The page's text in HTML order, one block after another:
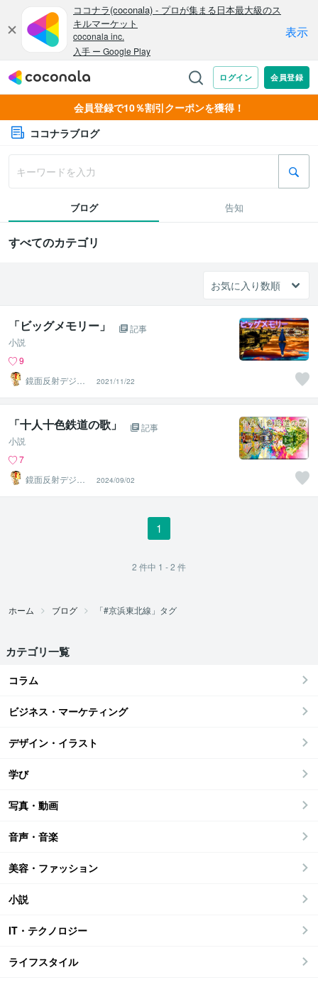
会員登録で10％割引クーポンを獲得！
ココナラブログ
ブログ 告知
すべてのカテゴリ
「ビッグメモリー」
記事
小説
9
鏡面反射デジタ
ルアート製作所
（鈴木穣）
2021/11/22
「十人十色鉄道の歌」
記事
小説
7
鏡面反射デジタ
ルアート製作所
（鈴木穣）
2024/09/02
1
2 件中 1 - 2 件
ホーム ブログ 「#京浜東北線」タグ
カテゴリ一覧
コラム
ビジネス・マーケティング
デザイン・イラスト
学び
写真・動画
音声・音楽
美容・ファッション
小説
IT・テクノロジー
ライフスタイル